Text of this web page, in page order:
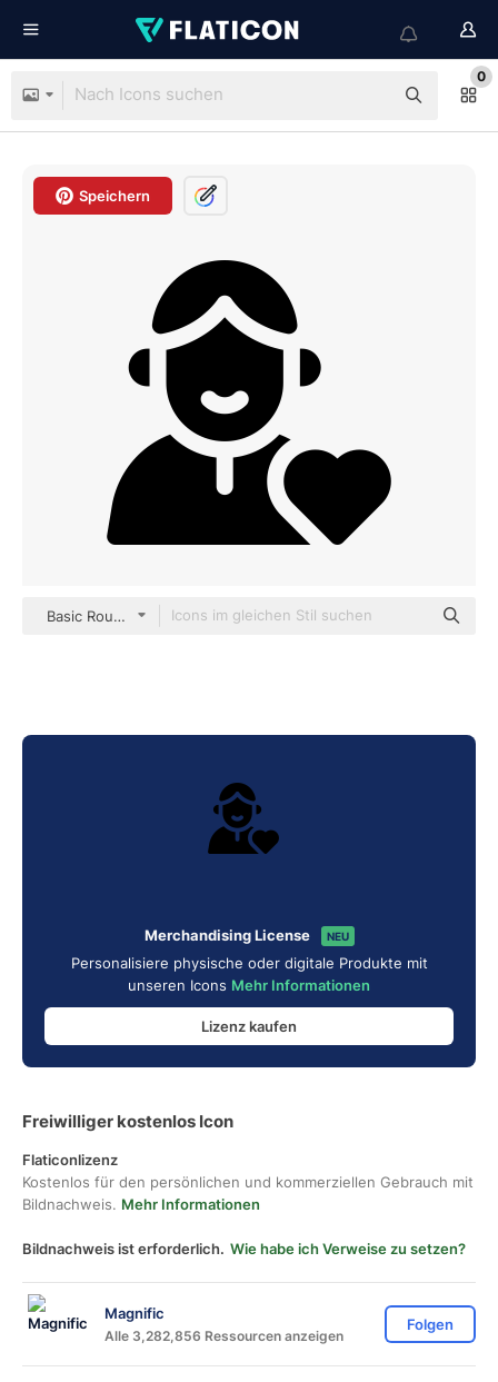
0
Speichern
Basic Rounded Filled
Merchandising License NEU
Personalisiere physische oder digitale Produkte mit
unseren Icons Mehr Informationen
Lizenz kaufen
Freiwilliger kostenlos Icon
Flaticonlizenz
Kostenlos für den persönlichen und kommerziellen Gebrauch mit
Bildnachweis. Mehr Informationen
Bildnachweis ist erforderlich. Wie habe ich Verweise zu setzen?
Magnific
Alle 3,282,856 Ressourcen anzeigen
Folgen